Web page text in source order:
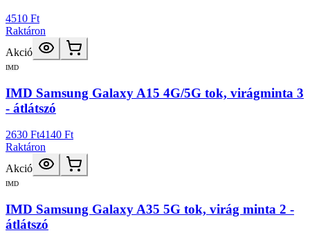
4510 Ft
Raktáron
Akció
IMD
IMD Samsung Galaxy A15 4G/5G tok, virágminta 3
- átlátszó
2630 Ft4140 Ft
Raktáron
Akció
IMD
IMD Samsung Galaxy A35 5G tok, virág minta 2 -
átlátszó